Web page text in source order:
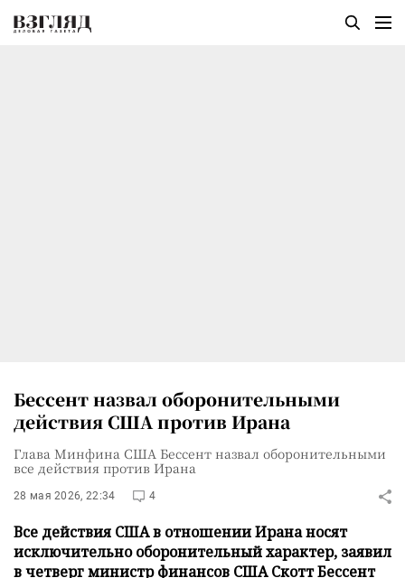
Бессент назвал оборонительными
действия США против Ирана
Глава Минфина США Бессент назвал оборонительными
все действия против Ирана
28 мая 2026, 22:34 4
Все действия США в отношении Ирана носят
исключительно оборонительный характер, заявил
в четверг министр финансов США Скотт Бессент